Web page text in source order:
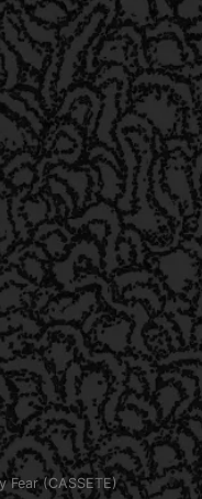
Fear (CASSETE)